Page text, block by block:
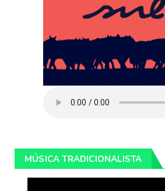
MÚSICA TRADICIONALISTA